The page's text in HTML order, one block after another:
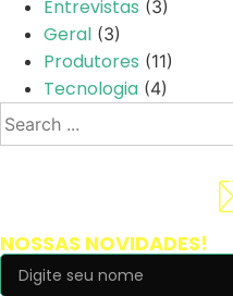
Entrevistas (3)
Geral (3)
Produtores (11)
Tecnologia (4)
NOSSAS NOVIDADES!